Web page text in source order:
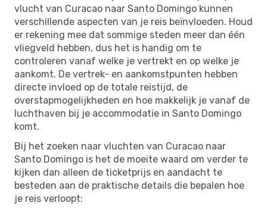
vlucht van Curacao naar Santo Domingo kunnen
verschillende aspecten van je reis beïnvloeden. Houd
er rekening mee dat sommige steden meer dan één
vliegveld hebben, dus het is handig om te
controleren vanaf welke je vertrekt en op welke je
aankomt. De vertrek- en aankomstpunten hebben
directe invloed op de totale reistijd, de
overstapmogelijkheden en hoe makkelijk je vanaf de
luchthaven bij je accommodatie in Santo Domingo
komt.
Bij het zoeken naar vluchten van Curacao naar
Santo Domingo is het de moeite waard om verder te
kijken dan alleen de ticketprijs en aandacht te
besteden aan de praktische details die bepalen hoe
je reis verloopt: